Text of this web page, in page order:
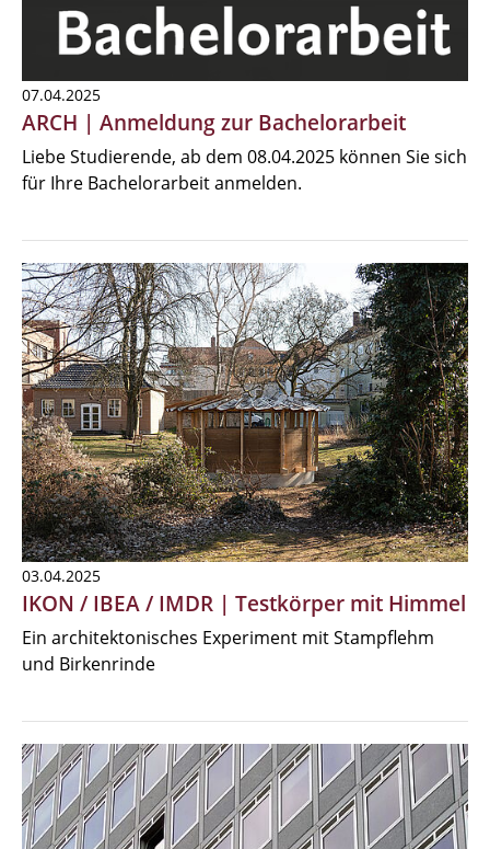
07.04.2025
ARCH | Anmeldung zur Bachelorarbeit
Liebe Studierende, ab dem 08.04.2025 können Sie sich
für Ihre Bachelorarbeit anmelden.
03.04.2025
IKON / IBEA / IMDR | Testkörper mit Himmel
Ein architektonisches Experiment mit Stampflehm
und Birkenrinde